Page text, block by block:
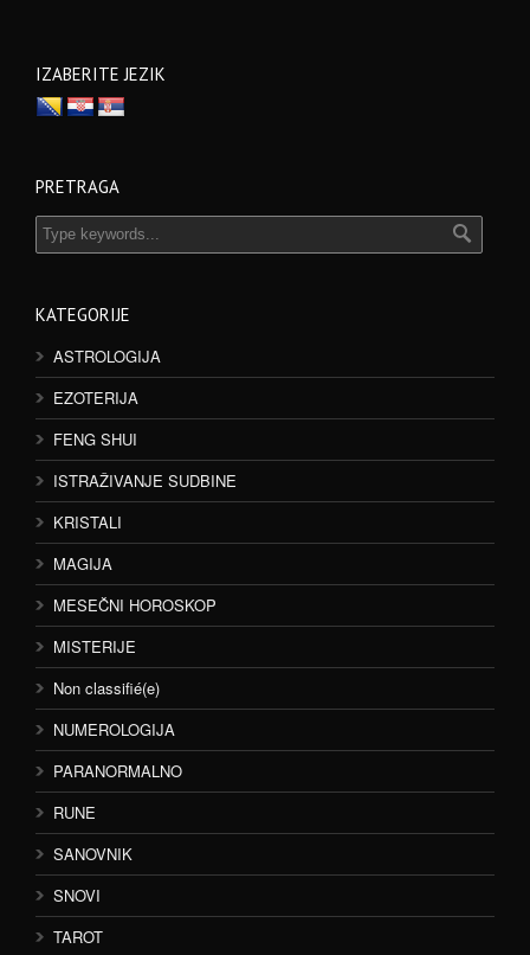
IZABERITE JEZIK
PRETRAGA
KATEGORIJE
ASTROLOGIJA
EZOTERIJA
FENG SHUI
ISTRAŽIVANJE SUDBINE
KRISTALI
MAGIJA
MESEČNI HOROSKOP
MISTERIJE
Non classifié(e)
NUMEROLOGIJA
PARANORMALNO
RUNE
SANOVNIK
SNOVI
TAROT